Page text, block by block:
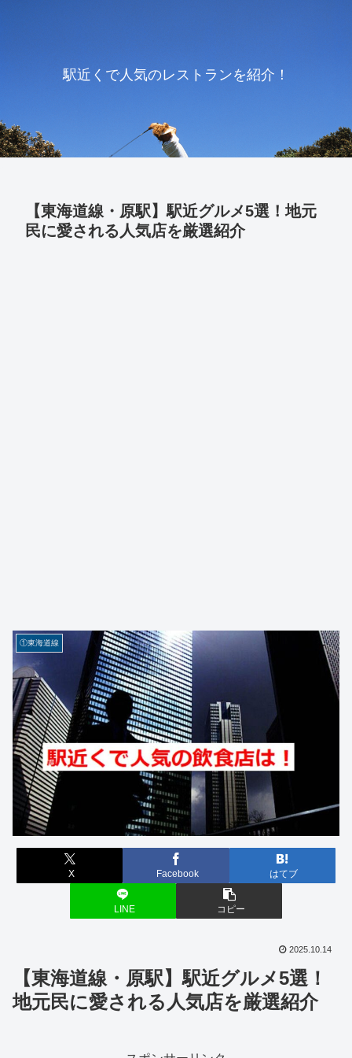
駅近くで人気のレストランを紹介！
【東海道線・原駅】駅近グルメ5選！地元
民に愛される人気店を厳選紹介
①東海道線
X Facebook はてブ
LINE コピー
2025.10.14
【東海道線・原駅】駅近グルメ5選！
地元民に愛される人気店を厳選紹介